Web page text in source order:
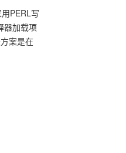
PERL写
器加载项
案是在